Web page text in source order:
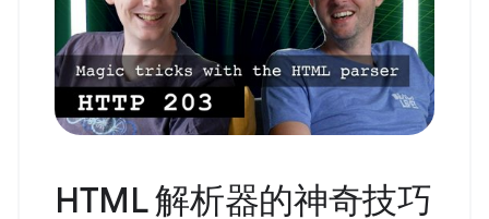
HTML 解析器的神奇技巧